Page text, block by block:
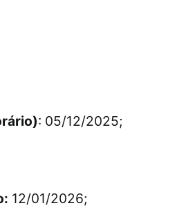
: 05/12/2025;
12/01/2026;